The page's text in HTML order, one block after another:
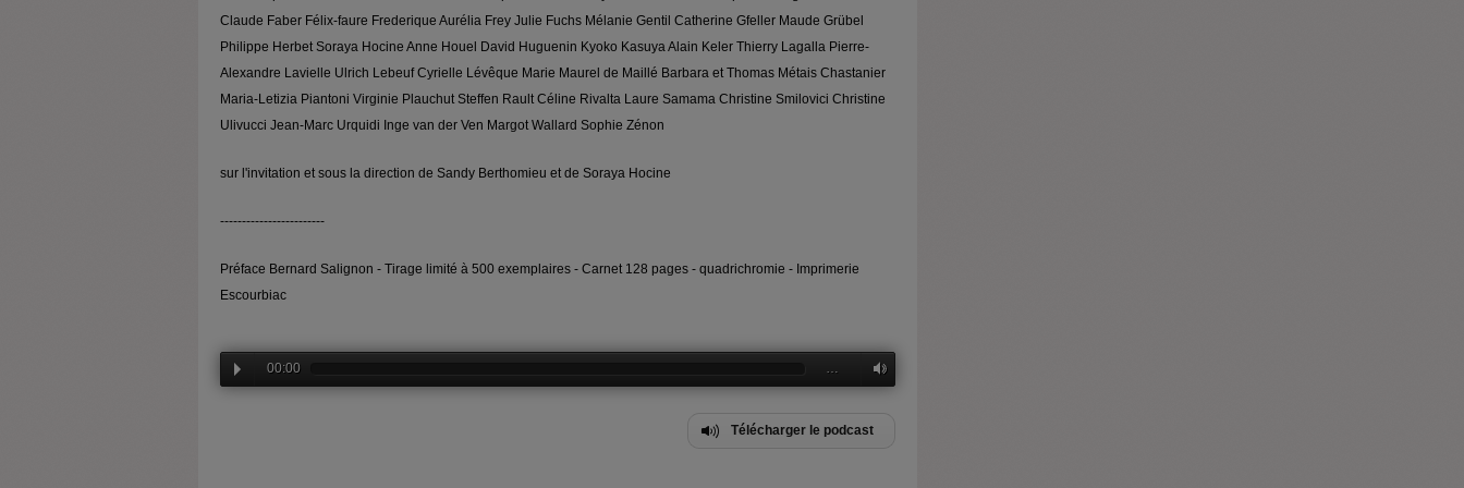
Claude Faber Félix-faure Frederique Aurélia Frey Julie Fuchs Mélanie Gentil Catherine Gfeller Maude Grübel
Philippe Herbet Soraya Hocine Anne Houel David Huguenin Kyoko Kasuya Alain Keler Thierry Lagalla Pierre-
Alexandre Lavielle Ulrich Lebeuf Cyrielle Lévêque Marie Maurel de Maillé Barbara et Thomas Métais Chastanier
Maria-Letizia Piantoni Virginie Plauchut Steffen Rault Céline Rivalta Laure Samama Christine Smilovici Christine
Ulivucci Jean-Marc Urquidi Inge van der Ven Margot Wallard Sophie Zénon
sur l'invitation et sous la direction de Sandy Berthomieu et de Soraya Hocine
------------------------
Préface Bernard Salignon - Tirage limité à 500 exemplaires - Carnet 128 pages - quadrichromie - Imprimerie
Escourbiac
00:00 …
Télécharger le podcast